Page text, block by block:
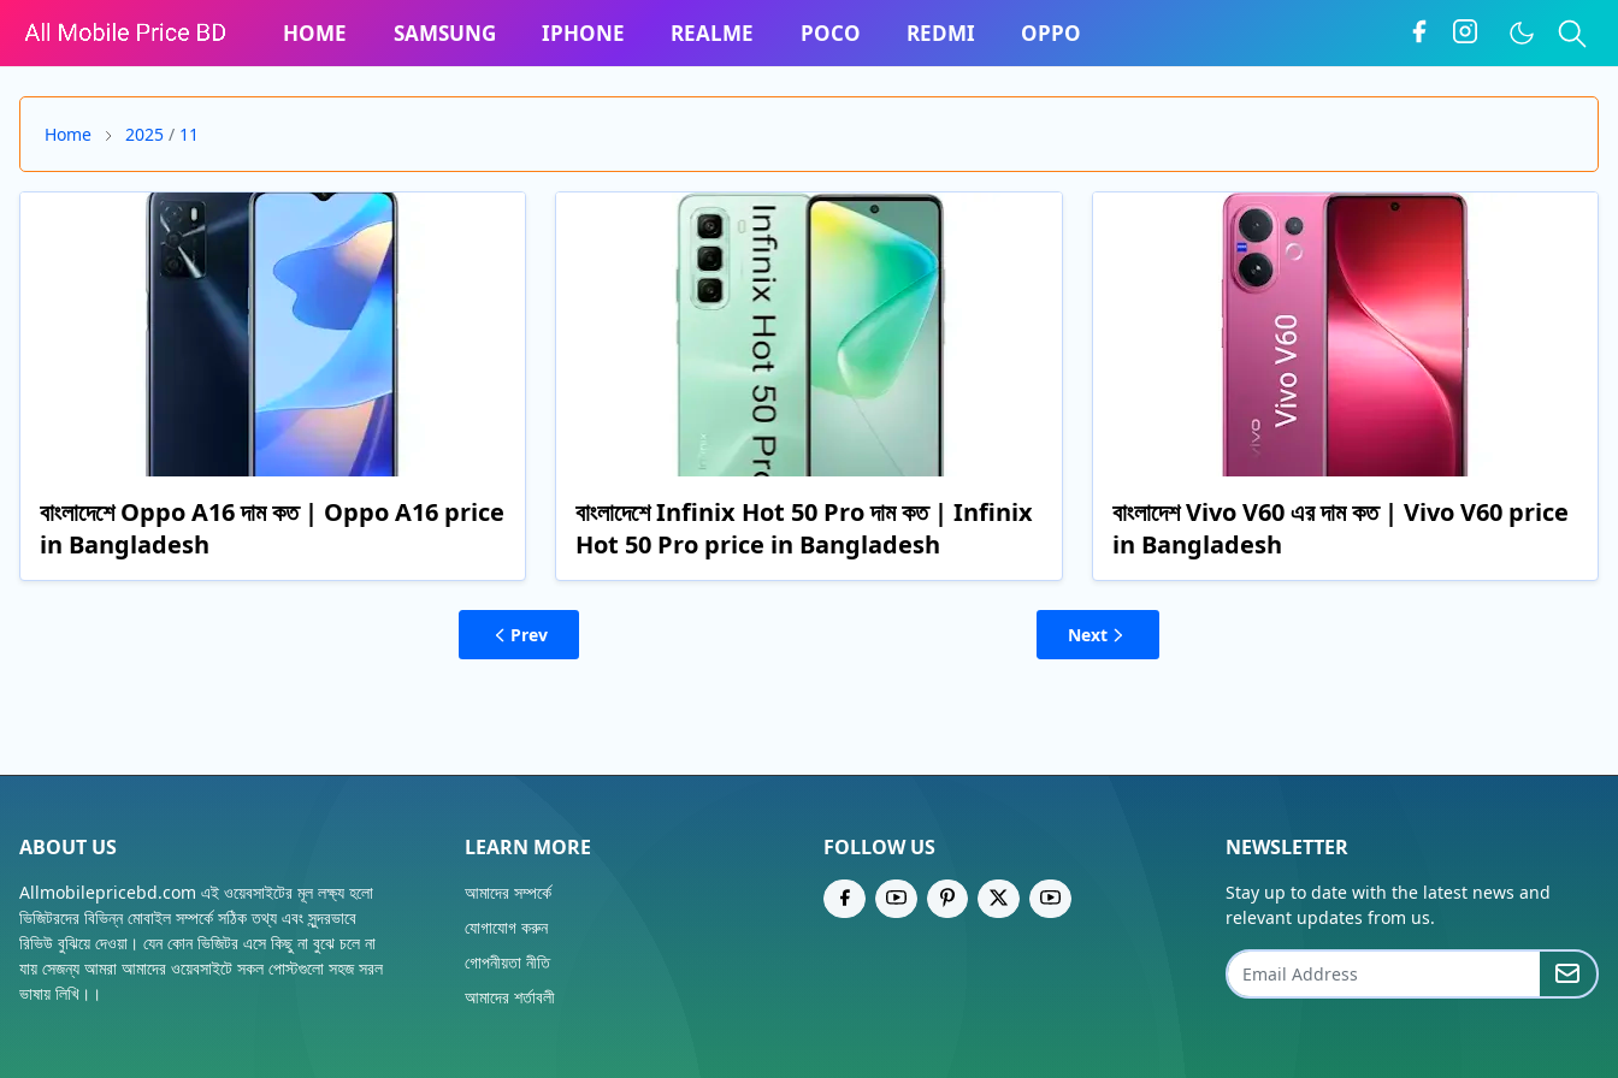
HOME SAMSUNG IPHONE REALME POCO REDMI OPPO
Home 2025 / 11
বাংলাদেশে Oppo A16 দাম কত | Oppo A16 price
in Bangladesh
বাংলাদেশে Infinix Hot 50 Pro দাম কত | Infinix
Hot 50 Pro price in Bangladesh
বাংলাদেশ Vivo V60 এর দাম কত | Vivo V60 price
in Bangladesh
Prev Next
ABOUT US
Allmobilepricebd.com এই ওয়েবসাইটের মূল লক্ষ্য হলো
ভিজিটরদের বিভিন্ন মোবাইল সম্পর্কে সঠিক তথ্য এবং সুন্দরভাবে
রিভিউ বুঝিয়ে দেওয়া। যেন কোন ভিজিটর এসে কিছু না বুঝে চলে না
যায় সেজন্য আমরা আমাদের ওয়েবসাইটে সকল পোস্টগুলো সহজ সরল
ভাষায় লিখি।।
LEARN MORE
আমাদের সম্পর্কে
যোগাযোগ করুন
গোপনীয়তা নীতি
আমাদের শর্তাবলী
FOLLOW US NEWSLETTER
Stay up to date with the latest news and
relevant updates from us.